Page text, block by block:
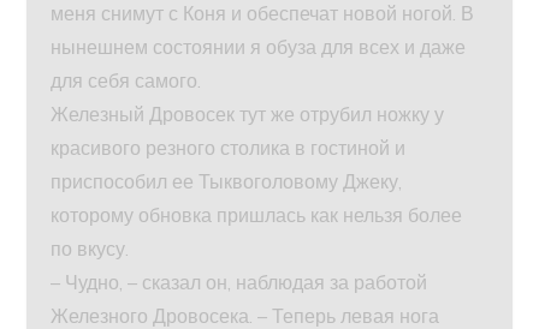
меня снимут с Коня и обеспечат новой ногой. В
нынешнем состоянии я обуза для всех и даже
для себя самого.
Железный Дровосек тут же отрубил ножку у
красивого резного столика в гостиной и
приспособил ее Тыквоголовому Джеку,
которому обновка пришлась как нельзя более
по вкусу.
– Чудно, – сказал он, наблюдая за работой
Железного Дровосека. – Теперь левая нога